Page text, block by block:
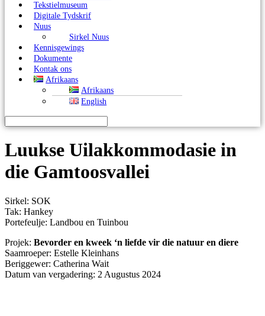
Tekstielmuseum
Digitale Tydskrif
Nuus
Sirkel Nuus
Kennisgewings
Dokumente
Kontak ons
Afrikaans
Afrikaans
English
Luukse Uilakkommodasie in
die Gamtoosvallei
Sirkel: SOK
Tak: Hankey
Portefeulje: Landbou en Tuinbou
Projek: Bevorder en kweek ‘n liefde vir die natuur en diere
Saamroeper: Estelle Kleinhans
Beriggewer: Catherina Wait
Datum van vergadering: 2 Augustus 2024